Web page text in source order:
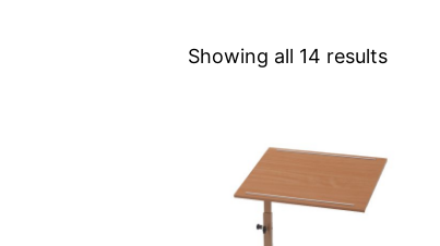
Showing all 14 results